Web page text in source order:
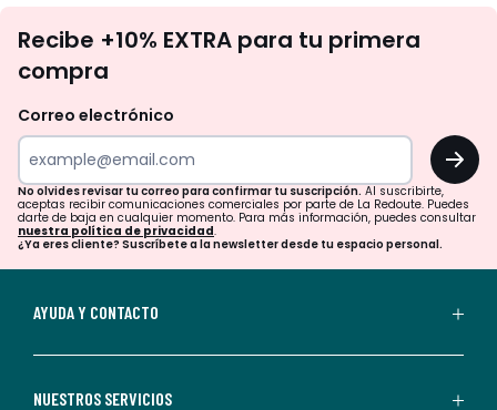
te
tu
para
confirmar
tu
suscripción.
aceptas
Recibe +10% EXTRA para tu primera
compra
Correo electrónico
OK
No olvides revisar tu correo para confirmar tu suscripción. Al suscribirte,
aceptas recibir comunicaciones comerciales por parte de La Redoute. Puedes
darte de baja en cualquier momento. Para más información, puedes consultar
nuestra política de privacidad.
¿Ya eres cliente? Suscríbete a la newsletter desde tu espacio personal.
AYUDA Y CONTACTO
NUESTROS SERVICIOS